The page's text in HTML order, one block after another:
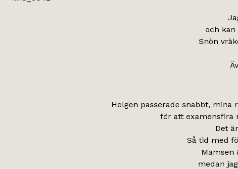
och
Snön
Helgen passerade snabbt,
för att examensfira
Det
Så tid med
Mamsen
medan